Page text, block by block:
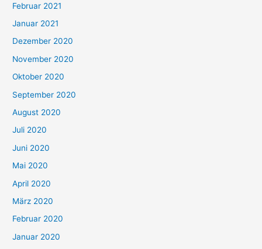
Februar 2021
Januar 2021
Dezember 2020
November 2020
Oktober 2020
September 2020
August 2020
Juli 2020
Juni 2020
Mai 2020
April 2020
März 2020
Februar 2020
Januar 2020